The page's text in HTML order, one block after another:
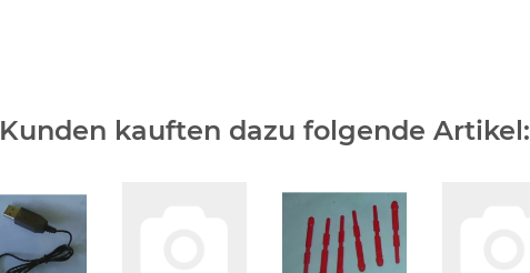
Kunden kauften dazu folgende Artikel: